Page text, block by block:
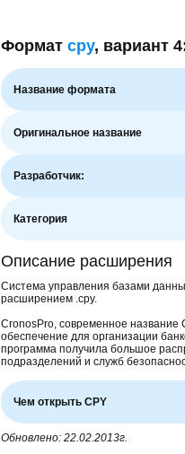
Формат cpy, вариант
Название формата
Оригинальное название
Разработчик:
Категория
Описание расширения
Система управления базами
расширением .cpy.
CronosPro, современное
обеспечение для организации
программа получила большое
подразделений и служб
Чем открыть CPY
Обновлено: 22.02.2013г.